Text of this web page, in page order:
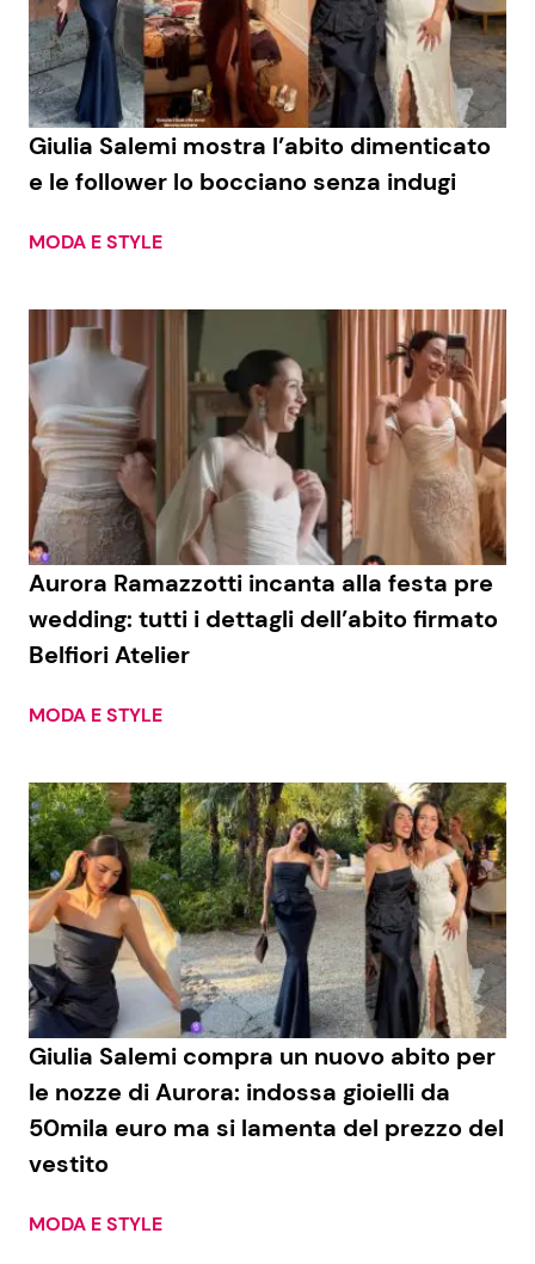
News Musica
News Spettacolo
Benessere
Casa
Moda e Style
Mondo Mamma
News benessere
Salute
Viaggi e Turismo
Festività
Cucina e Ricette
Dolci
Le Ricette in TV
Primi Piatti
Ricette Facili e Veloci
Ricette Feste
Info
Chi siamo
Disclaimer e Privacy
Redazione
Contattaci
Privacy Policy
Giulia Salemi mostra l’abito dimenticato
e le follower lo bocciano senza indugi
MODA E STYLE
Aurora Ramazzotti incanta alla festa pre
wedding: tutti i dettagli dell’abito firmato
Belfiori Atelier
MODA E STYLE
Giulia Salemi compra un nuovo abito per
le nozze di Aurora: indossa gioielli da
50mila euro ma si lamenta del prezzo del
vestito
MODA E STYLE